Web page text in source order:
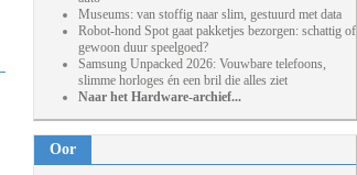
Museums: van stoffig naar slim, gestuurd met data
Robot-hond Spot gaat pakketjes bezorgen: schattig of
gewoon duur speelgoed?
Samsung Unpacked 2026: Vouwbare telefoons,
slimme horloges én een bril die alles ziet
Naar het Hardware-archief...
Oor